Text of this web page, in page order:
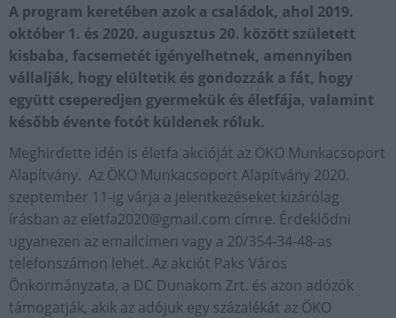
A program keretében azok a családok, ahol 2019.
október 1. és 2020. augusztus 20. között született
kisbaba, facsemetét igényelhetnek, amennyiben
vállalják, hogy elültetik és gondozzák a fát, hogy
együtt cseperedjen gyermekük és életfája, valamint
később évente fotót küldenek róluk.
Meghirdette idén is életfa akcióját az ÖKO Munkacsoport
Alapítvány. Az ÖKO Munkacsoport Alapítvány 2020.
szeptember 11-ig várja a jelentkezéseket kizárólag
írásban az eletfa2020@gmail.com címre. Érdeklődni
ugyanezen az emailcímen vagy a 20/354-34-48-as
telefonszámon lehet. Az akciót Paks Város
Önkormányzata, a DC Dunakom Zrt. és azon adózók
támogatják, akik az adójuk egy százalékát az ÖKO